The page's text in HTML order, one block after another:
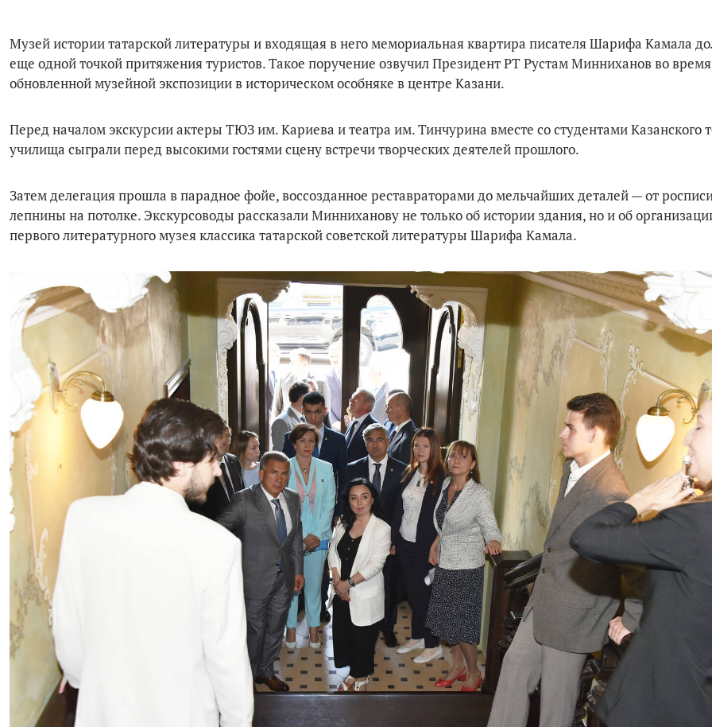
Музей истории татарской литературы и входящая в него мемориальная квартира писателя Шарифа Камала
еще одной точкой притяжения туристов. Такое поручение озвучил Президент РТ Рустам Минниханов во
обновленной музейной экспозиции в историческом особняке в центре Казани.
Перед началом экскурсии актеры ТЮЗ им. Кариева и театра им. Тинчурина вместе со студентами Казанского
училища сыграли перед высокими гостями сцену встречи творческих деятелей прошлого.
Затем делегация прошла в парадное фойе, воссозданное реставраторами до мельчайших деталей — от
лепнины на потолке. Экскурсоводы рассказали Минниханову не только об истории здания, но и об
первого литературного музея классика татарской советской литературы Шарифа Камала.